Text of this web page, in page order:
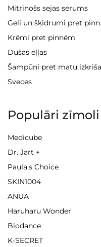
Mitrinošs sejas serums
Geli
Krēmi pret pinnēm
Dušas eļļas
Sveces
Populāri zīmoli
Medicube
Dr. Jart +
Paula's Choice
SKIN1004
ANUA
Haruharu Wonder
Biodance
K-SECRET